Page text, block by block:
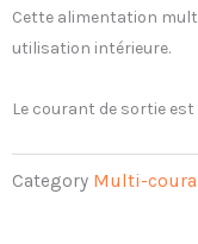
Cette alimentation
utilisation intérieure.
Le courant de sortie
Category Multi-